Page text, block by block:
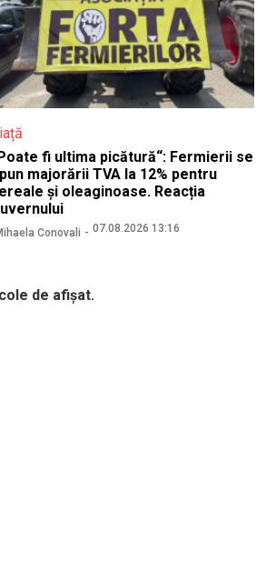
fi ultima picătură“: Fermierii se
majorării TVA la 12% pentru
și oleaginoase. Reacția
Conovali 07.08.2026 13:16
de afișat.